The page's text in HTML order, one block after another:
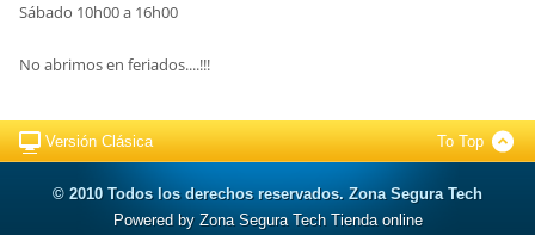
Sábado 10h00 a 16h00
No abrimos en feriados....!!!
Versión Clásica To Top
© 2010 Todos los derechos reservados. Zona Segura Tech
Powered by Zona Segura Tech Tienda online